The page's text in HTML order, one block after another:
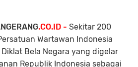
.CO.ID - Sekitar 200
Wartawan Indonesia
Bela Negara yang digelar
Republik Indonesia sebagai